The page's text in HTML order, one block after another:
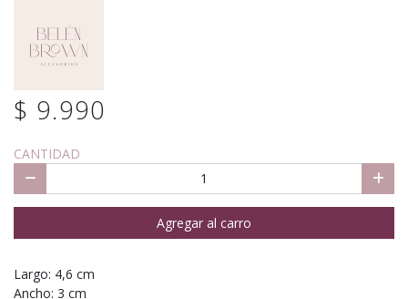
$ 9.990
CANTIDAD
Agregar al carro
Largo: 4,6 cm
Ancho: 3 cm